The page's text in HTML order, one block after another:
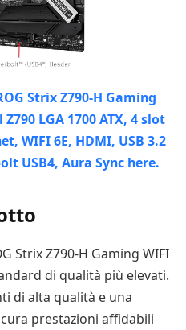
Strix Z790-H Gaming WIFI
di qualità più elevati.
di alta qualità e una
prestazioni affidabili